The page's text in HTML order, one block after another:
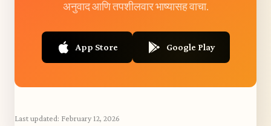
अनुवाद आणि तपशीलवार भाष्यासह वाचा.
App Store Google Play
Last updated: February 12, 2026